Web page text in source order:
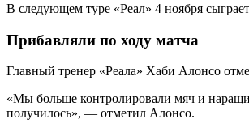
В следующем туре «Реал» 4 ноября
Прибавляли по ходу матча
Главный тренер «Реала» Хаби Алонсо
«Мы больше контролировали мяч и
получилось», — отметил Алонсо.